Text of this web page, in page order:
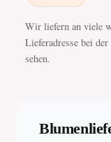
Wir liefern an viele
Lieferadresse bei
sehen.